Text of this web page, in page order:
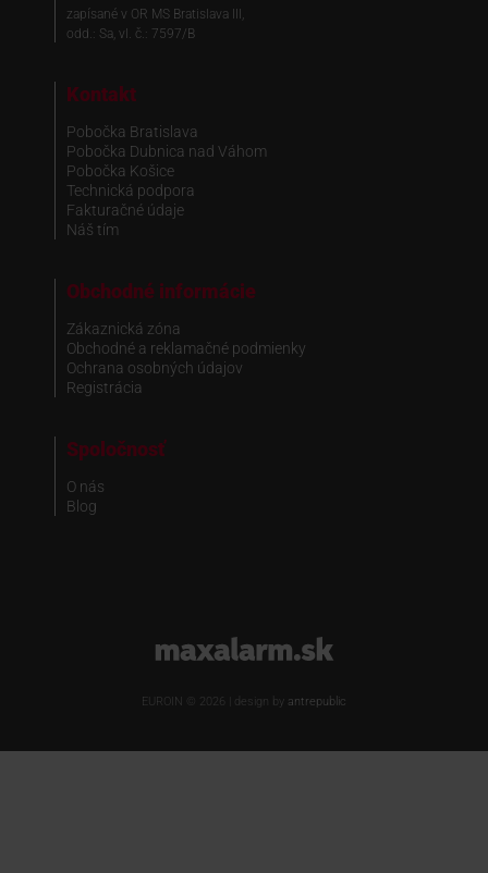
zapísané v OR MS Bratislava III,
odd.: Sa, vl. č.: 7597/B
Kontakt
Pobočka Bratislava
Pobočka Dubnica nad Váhom
Pobočka Košice
Technická podpora
Fakturačné údaje
Náš tím
Obchodné informácie
Zákaznická zóna
Obchodné a reklamačné podmienky
Ochrana osobných údajov
Registrácia
Spoločnosť
O nás
Blog
www.maxalarm.sk
EUROIN © 2026 | design by antrepublic